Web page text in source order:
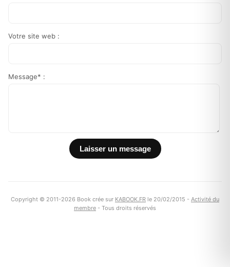
Votre site web :
Message* :
Copyright © 2011-2026 Book crée sur KABOOK.FR le 20/02/2015 - Activité du
membre - Tous droits réservés